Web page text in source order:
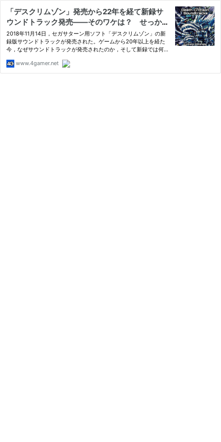
「デスクリムゾン」発売から22年を経て新録サ
ウンドトラック発売――そのワケは？ せっかく
だから俺は作曲家の渡辺邦孝氏にインタビューす
るぜ！
2018年11月14日，セガサターン用ソフト「デスクリムゾン」の新
録版サウンドトラックが発売された。ゲームから20年以上を経た
今，なぜサウンドトラックが発売されたのか，そして新録では何が
www.4gamer.net